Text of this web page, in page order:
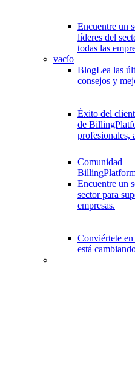
Encuentre un
líderes del
todas las
vacío
BlogLea las
consejos y
Éxito del
de
profesionales,
Comunidad
Encuentre un
sector para
empresas.
Conviértete
está